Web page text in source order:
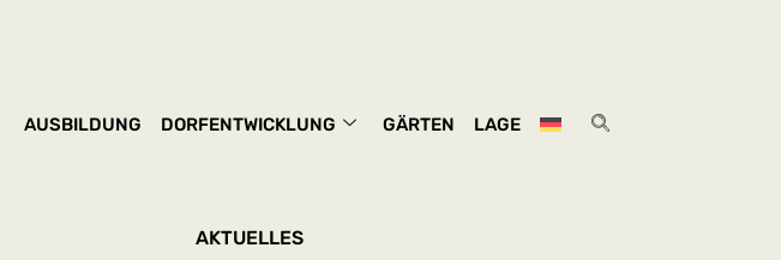
AUSBILDUNG DORFENTWICKLUNG GÄRTEN LAGE
AKTUELLES